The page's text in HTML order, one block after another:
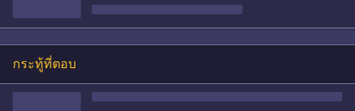
กระทู้ที่ตอบ